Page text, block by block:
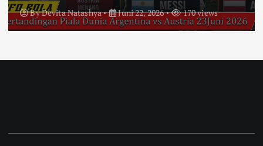
ByDevita Natashya Juni 22, 2026 170 views